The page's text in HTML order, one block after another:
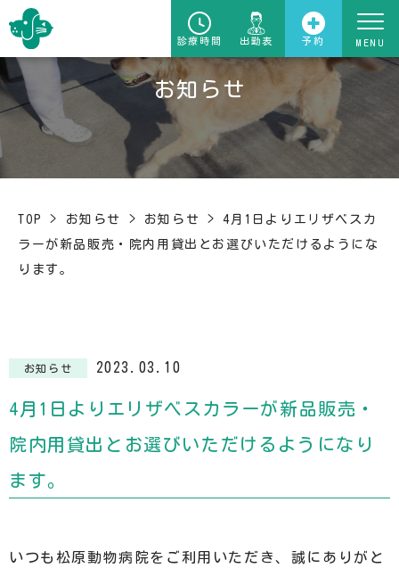
診療時間 出勤表 予約
お知らせ
TOP > お知らせ > お知らせ >4月1日よりエリザベスカ
ラーが新品販売・院内用貸出とお選びいただけるようにな
ります。
お知らせ 2023.03.10
4月1日よりエリザベスカラーが新品販売・
院内用貸出とお選びいただけるようになり
ます。
いつも松原動物病院をご利用いただき、誠にありがと